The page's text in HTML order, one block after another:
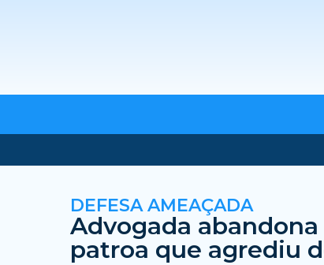
DEFESA AMEAÇADA
Advogada
patroa que agrediu